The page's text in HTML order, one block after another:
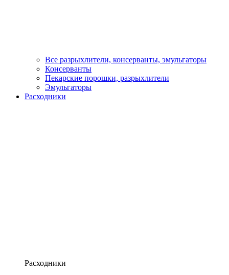
Все разрыхлители, консерванты, эмульгаторы
Консерванты
Пекарские порошки, разрыхлители
Эмульгаторы
Расходники
Расходники